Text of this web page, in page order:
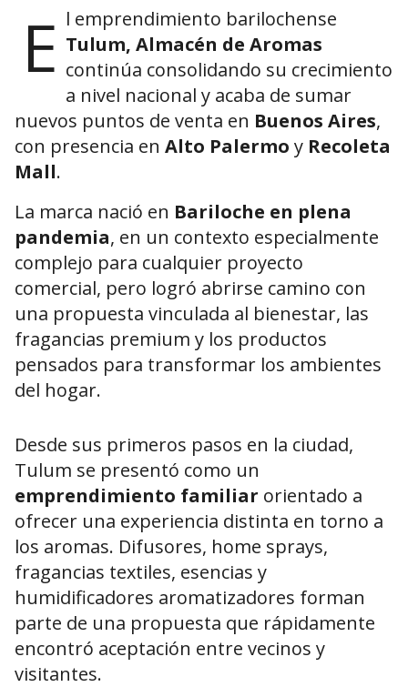
E l emprendimiento barilochense
Tulum, Almacén de Aromas
continúa consolidando su crecimiento
a nivel nacional y acaba de sumar
nuevos puntos de venta en Buenos Aires,
con presencia en Alto Palermo y Recoleta
Mall.
La marca nació en Bariloche en plena
pandemia, en un contexto especialmente
complejo para cualquier proyecto
comercial, pero logró abrirse camino con
una propuesta vinculada al bienestar, las
fragancias premium y los productos
pensados para transformar los ambientes
del hogar.
Desde sus primeros pasos en la ciudad,
Tulum se presentó como un
emprendimiento familiar orientado a
ofrecer una experiencia distinta en torno a
los aromas. Difusores, home sprays,
fragancias textiles, esencias y
humidificadores aromatizadores forman
parte de una propuesta que rápidamente
encontró aceptación entre vecinos y
visitantes.